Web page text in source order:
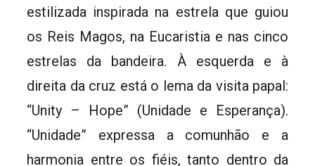
estilizada inspirada na estrela que guiou
os Reis Magos, na Eucaristia e nas cinco
estrelas da bandeira. À esquerda e à
direita da cruz está o lema da visita papal:
“Unity – Hope” (Unidade e Esperança).
“Unidade” expressa a comunhão e a
harmonia entre os fiéis, tanto dentro da